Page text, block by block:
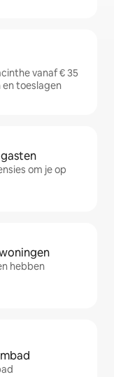
vanaf € 35
toeslagen
om je op
hebben